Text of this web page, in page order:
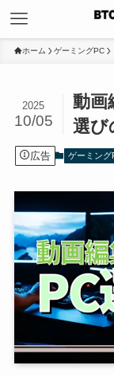
ホーム ゲーミングPC
動画
選び
2025
10/05
広告 ゲーミング